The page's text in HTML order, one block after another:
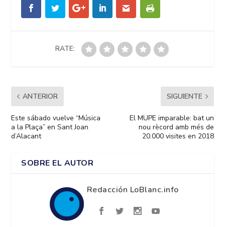
RATE:
ANTERIOR
Este sábado vuelve “Música
a la Plaça” en Sant Joan
d’Alacant
SIGUIENTE
El MUPE imparable: bat un
nou rècord amb més de
20.000 visites en 2018
SOBRE EL AUTOR
Redacción LoBlanc.info